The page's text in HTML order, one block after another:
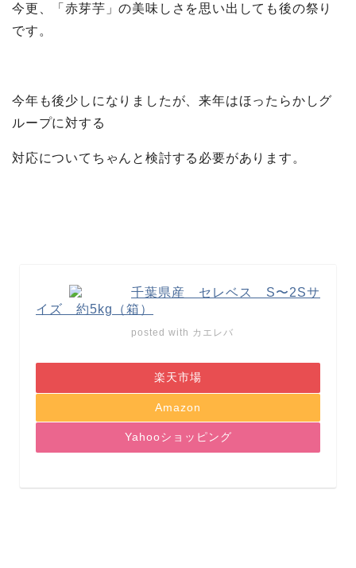
今更、「赤芽芋」の美味しさを思い出しても後の祭り
です。
今年も後少しになりましたが、来年はほったらかしグ
ループに対する
対応についてちゃんと検討する必要があります。
千葉県産 セレベス S〜2Sサ
イズ 約5kg（箱）
posted with カエレバ
楽天市場
Amazon
Yahooショッピング